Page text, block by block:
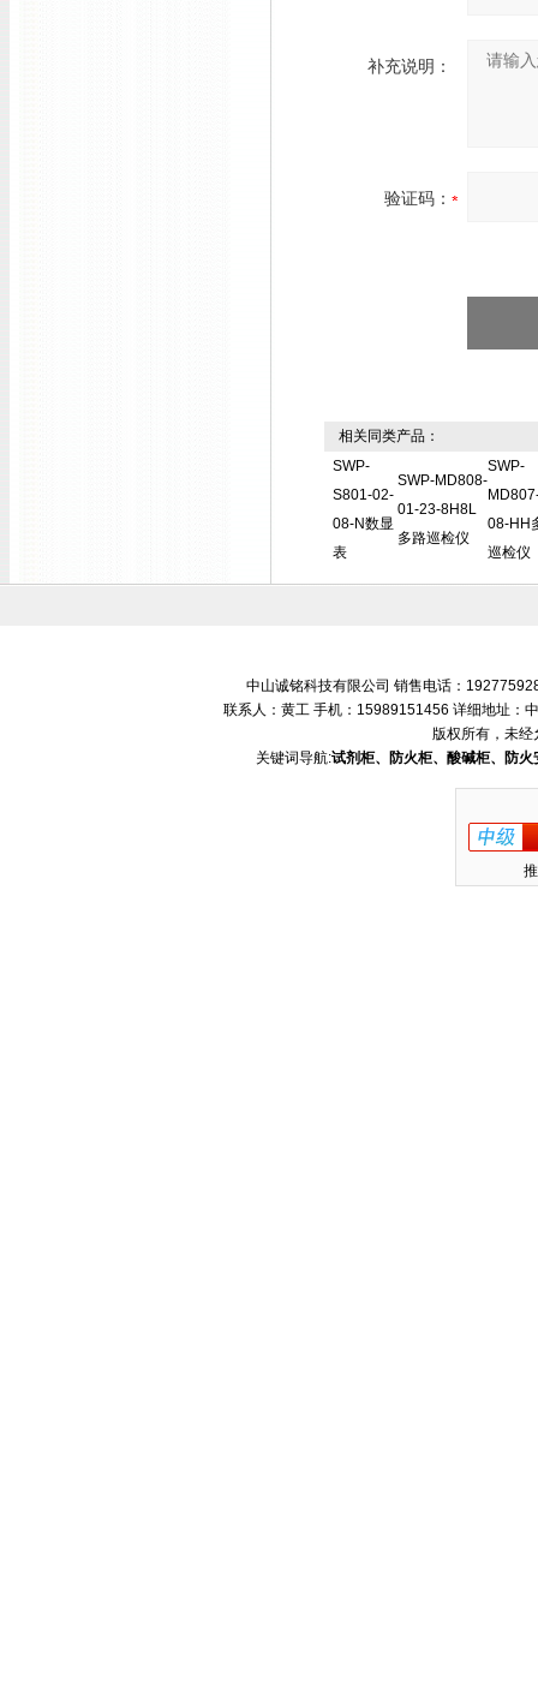
补充说明：
验证码：
相关同类产品：
SWP-
S801-02-
08-N数显
表
SWP-MD808-
01-23-8H8L
多路巡检仪
SWP-
08-HH
巡检仪
中山诚铭科技有限公司 销售电话：
联系人：黄工 手机：15989151456 详细地址：
版权所有，未经
关键词导航:试剂柜、防火柜、酸碱柜、防